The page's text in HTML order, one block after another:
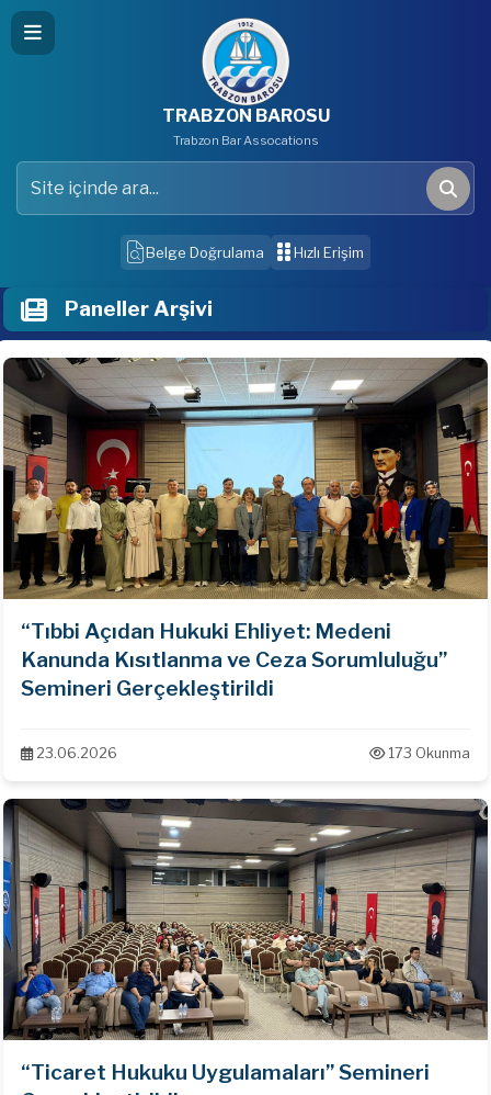
TRABZON BAROSU
Trabzon Bar Assocations
Site içinde ara
Ara
Belge Doğrulama Hızlı Erişim
Paneller Arşivi
“Tıbbi Açıdan Hukuki Ehliyet: Medeni
Kanunda Kısıtlanma ve Ceza Sorumluluğu”
Semineri Gerçekleştirildi
23.06.2026 173 Okunma
“Ticaret Hukuku Uygulamaları” Semineri